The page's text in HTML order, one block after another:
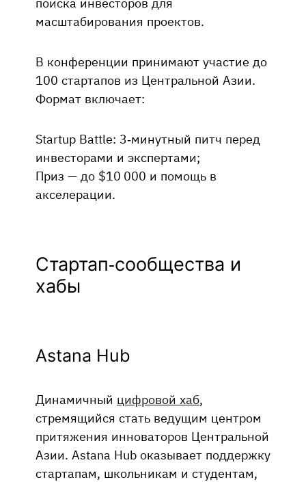
масштабирования проектов.
В конференции принимают участие до
100 стартапов из Центральной Азии.
Формат включает:
Startup Battle: 3‑минутный питч перед
инвесторами и экспертами;
Приз — до $10 000 и помощь в
акселерации.
Стартап-сообщества и
хабы
Astana Hub
Динамичный цифровой хаб,
стремящийся стать ведущим центром
притяжения инноваторов Центральной
Азии. Astana Hub оказывает поддержку
стартапам, школьникам и студентам,